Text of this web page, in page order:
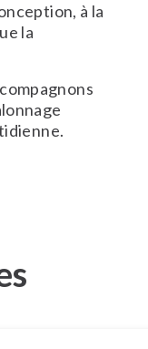
à la
la